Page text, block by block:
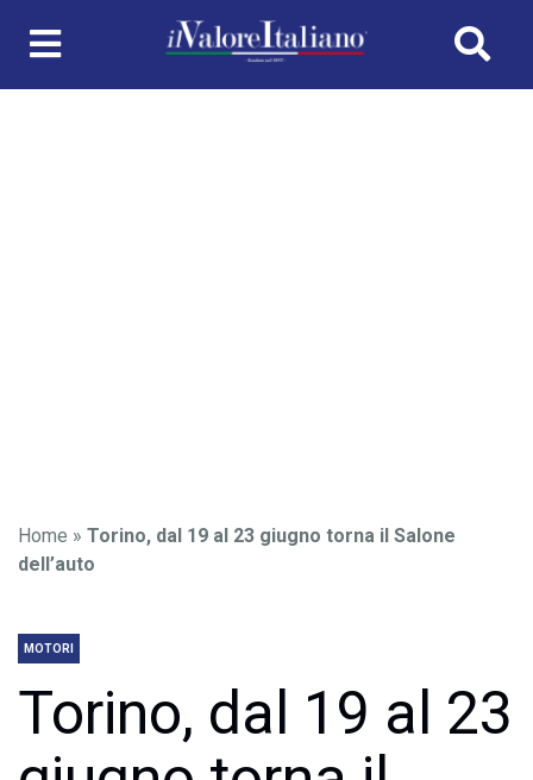
Home » Torino, dal 19 al 23 giugno torna il Salone
dell’auto
MOTORI
Torino, dal 19 al 23